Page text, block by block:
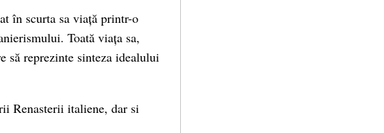
în scurta sa viață printr-o
Toată viața sa,
să reprezinte sinteza idealului
Renasterii italiene, dar si